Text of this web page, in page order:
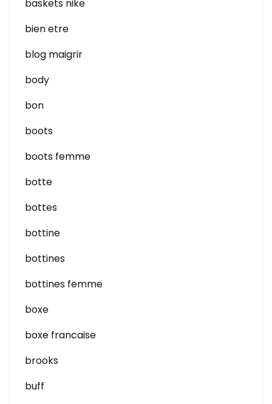
baskets nike
bien etre
blog maigrir
body
bon
boots
boots femme
botte
bottes
bottine
bottines
bottines femme
boxe
boxe francaise
brooks
buff